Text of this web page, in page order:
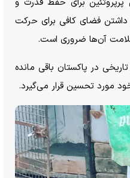
برای حفظ قدرت و
داشتن فضای کافی برای حرکت
آن‌ها ضروری است.
در پاکستان باقی مانده
مورد تحسین قرار می‌گیرد.